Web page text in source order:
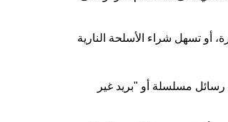
رسائل مسلسلة أو "بريد غير